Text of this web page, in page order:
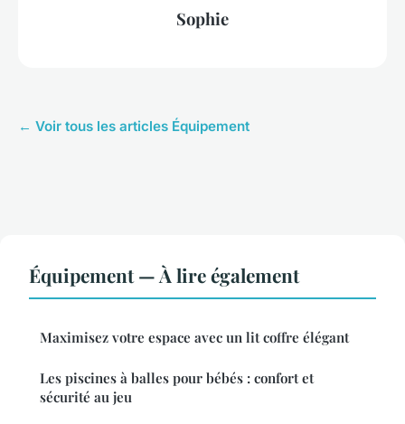
Sophie
← Voir tous les articles Équipement
Équipement — À lire également
Maximisez votre espace avec un lit coffre élégant
Les piscines à balles pour bébés : confort et
sécurité au jeu